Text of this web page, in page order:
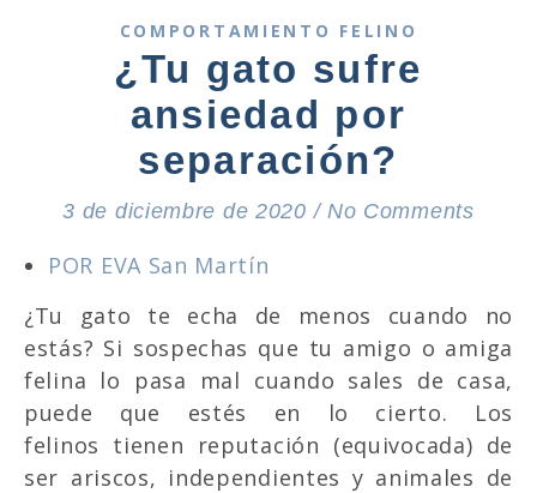
COMPORTAMIENTO FELINO
¿Tu gato sufre
ansiedad por
separación?
3 de diciembre de 2020 / No Comments
POR EVA San Martín
¿Tu gato te echa de menos cuando no
estás? Si sospechas que tu amigo o amiga
felina lo pasa mal cuando sales de casa,
puede que estés en lo cierto. Los
felinos tienen reputación (equivocada) de
ser ariscos, independientes y animales de